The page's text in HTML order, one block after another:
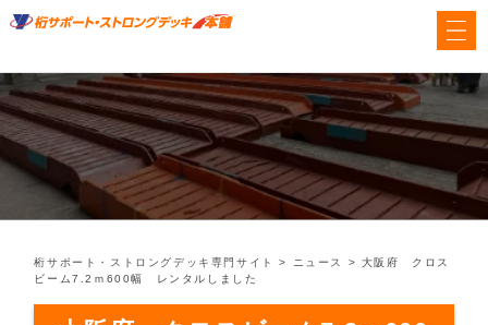
桁サポート・ストロングデッキ専門サイト > ニュース > 大阪府 クロス
ビーム7.2ｍ600幅 レンタルしました